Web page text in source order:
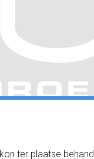
ter plaatse